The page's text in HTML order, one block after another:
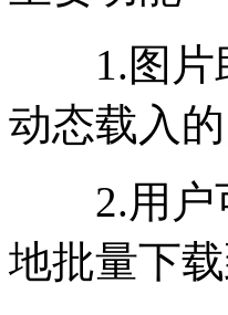
1.图片助
动态载入的
2.用户可
地批量下载